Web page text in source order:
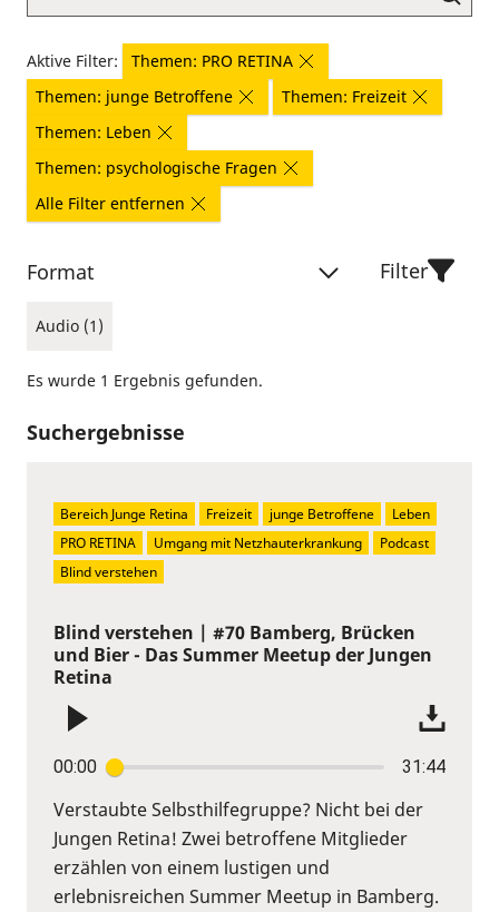
Aktive Filter:
Themen: PRO RETINA
Themen: junge Betroffene
Themen: Freizeit
Themen: Leben
Themen: psychologische Fragen
Alle Filter entfernen
Format
Audio (1)
Filter
Es wurde 1 Ergebnis gefunden.
Suchergebnisse
Blind verstehen | #70 Bamberg, Brücken
und Bier - Das Summer Meetup der Jungen
Retina
00:00 31:44
Verstaubte Selbsthilfegruppe? Nicht bei der
Jungen Retina! Zwei betroffene Mitglieder
erzählen von einem lustigen und
erlebnisreichen Summer Meetup in Bamberg.
Bereich Junge Retina Freizeit junge Betroffene
Leben
PRO RETINA
Umgang mit Netzhauterkrankung
Podcast
Blind verstehen